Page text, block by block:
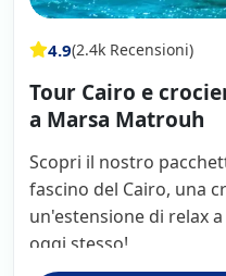
4.9(2.4k Recensioni)
Tour Cairo e
a Marsa Matrouh
Scopri il nostro
fascino del Cairo, una
un'estensione di relax
oggi stesso!